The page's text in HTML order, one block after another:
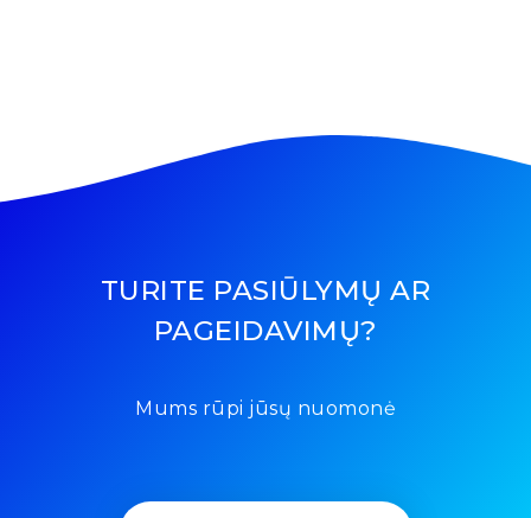
TURITE PASIŪLYMŲ AR
PAGEIDAVIMŲ?
Mums rūpi jūsų nuomonė